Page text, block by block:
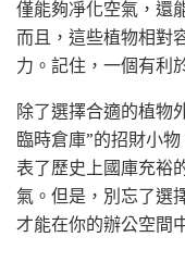
僅能夠凈化空氣，還
而且，這些植物相對
力。記住，一個有利
除了選擇合適的植物
臨時倉庫”的招財小
表了歷史上國庫充裕
氣。但是，別忘了選
才能在你的辦公空間